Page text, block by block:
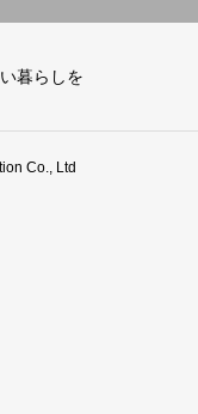
暮らしを
Co., Ltd